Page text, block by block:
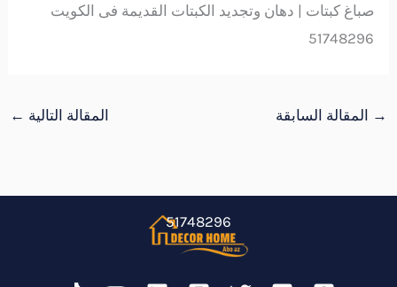
صباغ كبتات | دهان وتجديد الكبتات القديمة فى الكويت
51748296
→ المقالة السابقة المقالة التالية ←
51748296